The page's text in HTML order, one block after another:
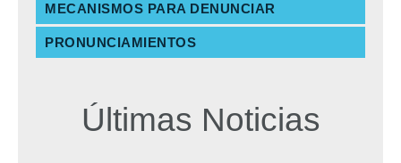
MECANISMOS PARA DENUNCIAR
PRONUNCIAMIENTOS
Últimas Noticias